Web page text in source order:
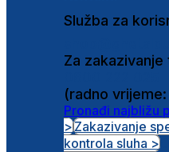
Služba za
Za
(radno
Pronađi najbližu
>Zakazivanje
kontrola sluha >